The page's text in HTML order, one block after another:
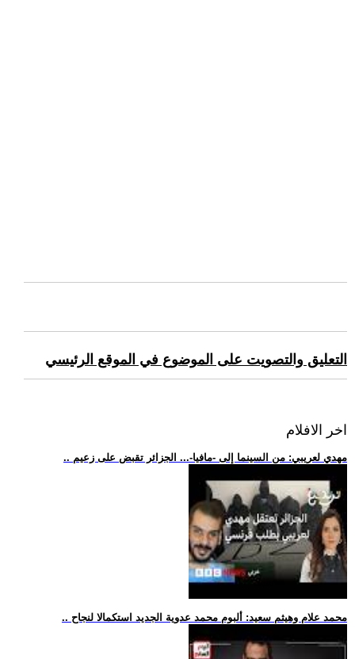
التعليق والتصويت على الموضوع في الموقع الرئيسي
اخر الافلام
.. مهدي لعريبي: من السينما إلى -مافيا-... الجزائر تقبض على زعيم
.. محمد علام وهيثم سعيد: ألبوم محمد عدوية الجديد استكمالا لنجاح